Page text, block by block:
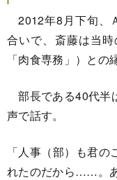
2012年8月下旬、
合いで、斎藤は当
「肉食専務」）との
部長である40代半
声で話す。
「人事（部）も君
れたのだから……。